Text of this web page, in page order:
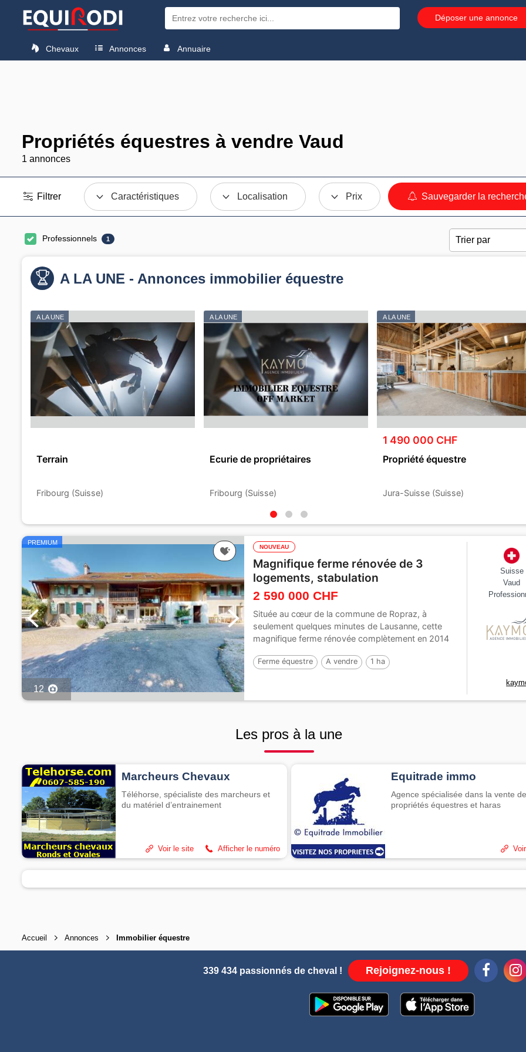
Déposer une annonce
Chevaux Annonces Annuaire
Propriétés équestres à vendre Vaud
1 annonces
Filtrer Caractéristiques Localisation Prix Sauvegarder la
Professionnels 1
A LA UNE - Annonces immobilier équestre
A LA UNE
Terrain
Fribourg (Suisse)
A LA UNE
Ecurie de propriétaires
Fribourg (Suisse)
A LA UNE
1 490 000 CHF
Propriété équestre
Jura-Suisse (Suisse)
PREMIUM
12
NOUVEAU
Magnifique ferme rénovée de 3
logements, stabulation
2 590 000 CHF
Située au cœur de la commune de Ropraz, à
seulement quelques minutes de Lausanne, cette
magnifique ferme rénovée complètement en 2014
Ferme équestre A vendre 1 ha
Suisse
Vaud
Les pros à la une
Marcheurs Chevaux
Téléhorse, spécialiste des marcheurs et
du matériel d’entrainement
Afficher le numéro
Voir le site
Equitrade immo
Agence spécialisée dans la vente de
propriétés équestres et haras
Accueil Annonces Immobilier équestre
339 434 passionnés de cheval ! Rejoignez-nous !